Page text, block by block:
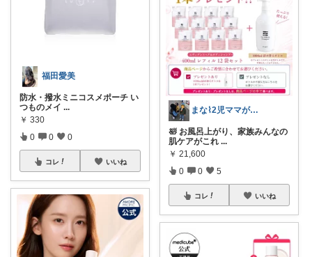
福田愛美
防水・撥水ミニコスメポーチ い
つものメイ ...
￥ 330
0 0 0
コレ いいね
まな⌇2児ママが目指すゆとりある暮らし
🛀 お風呂上がり、家族みんなの
肌ケアがこれ ...
￥ 21,600
0 0 5
コレ いいね